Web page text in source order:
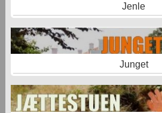
Jenle
Junget